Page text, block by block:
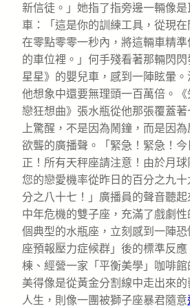
新信徒。」她指了指旁邊一輛像
車：「這是你的訓練工具，從現
在零點零零一秒內，將這輛車精
的車位裡。」何手殘看著那輛閃
星星》的嬰兒車，感到一陣眩暈
他想象中還要無理頭一百萬倍。
戀狂想曲》張水瓶從他那張覆蓋
上驚醒，不是因為鬧鐘，而是因
欲聾的廣播聲。「緊急！緊急！
正！所有天秤座請注意！由於月球
您的戀愛機率從昨日的百分之九
分之八十七！」廣播員的聲音聽
中年危機的雙子座，充滿了戲劇
個典型的水瓶座，立刻感到一陣
座預報壓力症候群」後的標準反
棟、經營一家「平衡美學」咖啡
美得像是從黃金分割線中走出來
人生，則像一團被獅子座暴君隨意